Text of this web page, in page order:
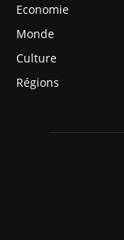
Economie
Monde
Culture
Régions